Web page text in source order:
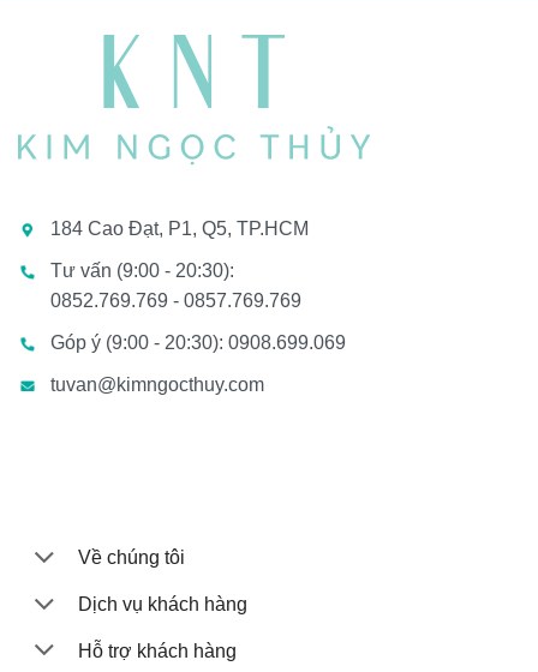
184 Cao Đạt, P1, Q5, TP.HCM
Tư vấn (9:00 - 20:30):
0852.769.769 - 0857.769.769
Góp ý (9:00 - 20:30): 0908.699.069
tuvan@kimngocthuy.com
Về chúng tôi
Dịch vụ khách hàng
Hỗ trợ khách hàng